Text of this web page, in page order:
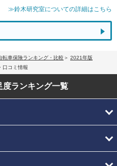
≫鈴木研究室についての詳細はこちら
転車保険ランキング・比較
2021年版
口コミ情報
度ランキング一覧